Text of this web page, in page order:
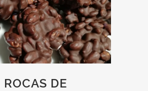
ROCAS DE